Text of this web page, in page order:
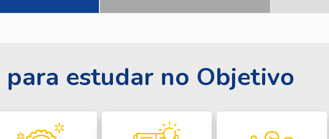
para estudar no Objetivo